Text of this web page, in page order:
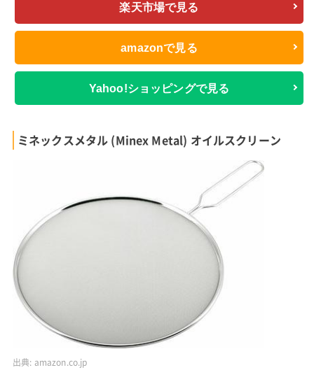
楽天市場で見る
amazonで見る
Yahoo!ショッピングで見る
ミネックスメタル (Minex Metal) オイルスクリーン
出典: amazon.co.jp